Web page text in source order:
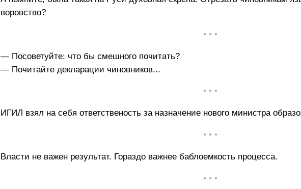
воровство?
• • •
— Посоветуйте: что бы смешного почитать?
— Почитайте декларации чиновников...
• • •
ИГИЛ взял на себя ответственость за назначение нового министра
• • •
Власти не важен результат. Гораздо важнее баблоемкость процесса.
• • •